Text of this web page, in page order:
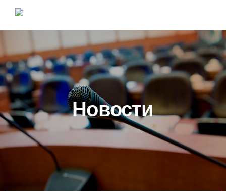
Новости